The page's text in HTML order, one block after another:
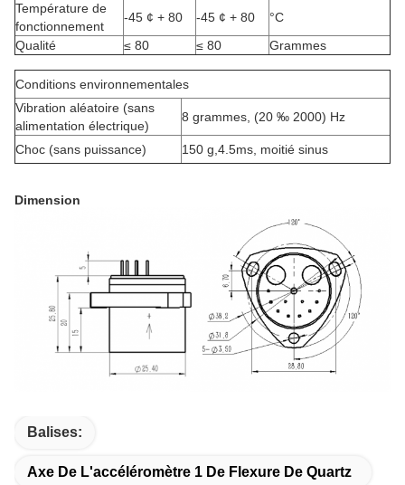
Température de
fonctionnement
-45 ¢ + 80 -45 ¢ + 80
°C
Qualité
≤ 80 ≤ 80 Grammes
Conditions environnementales
Vibration aléatoire (sans
alimentation électrique)
8 grammes, (20 ‰ 2000) Hz
Choc (sans puissance) 150 g,4.5ms, moitié sinus
Dimension
Balises:
Axe De L'accéléromètre 1 De Flexure De Quartz